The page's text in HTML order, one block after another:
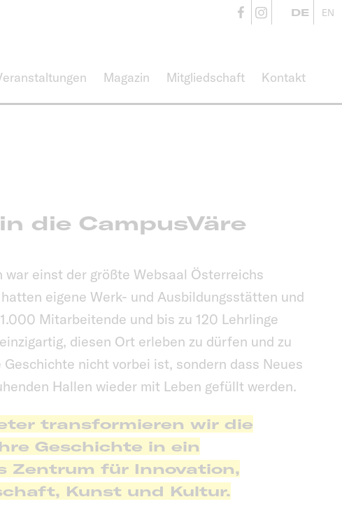
Magazin Mitgliedschaft Kontakt
DE EN
die CampusVäre
war einst der größte Websaal Österreichs
eigene Werk- und Ausbildungsstätten und
Mitarbeitende und bis zu 120 Lehrlinge
diesen Ort erleben zu dürfen und zu
nicht vorbei ist, sondern dass Neues
Hallen wieder mit Leben gefüllt werden.
transformieren wir die
Geschichte in ein
Zentrum für Innovation,
Kunst und Kultur.